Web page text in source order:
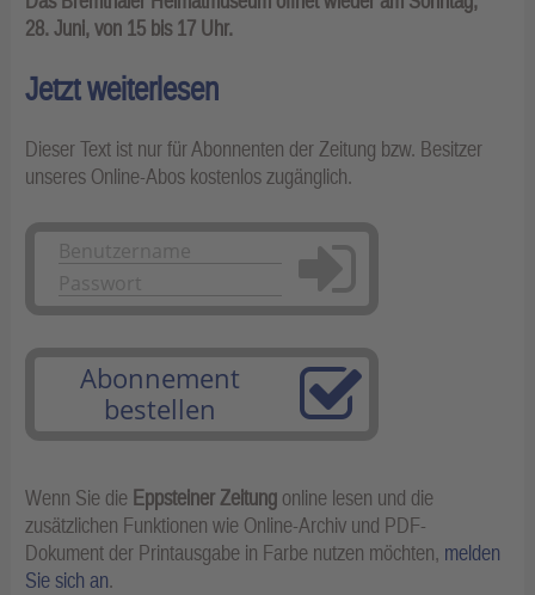
28. Juni, von 15 bis 17 Uhr.
Jetzt weiterlesen
Dieser Text ist nur für Abonnenten der Zeitung bzw. Besitzer
unseres Online-Abos kostenlos zugänglich.
Anmelden
Abonnement
bestellen
Wenn Sie die Eppsteiner Zeitung online lesen und die
zusätzlichen Funktionen wie Online-Archiv und PDF-
Dokument der Printausgabe in Farbe nutzen möchten, melden
Sie sich an.